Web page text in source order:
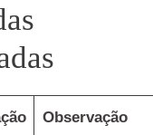
Observação